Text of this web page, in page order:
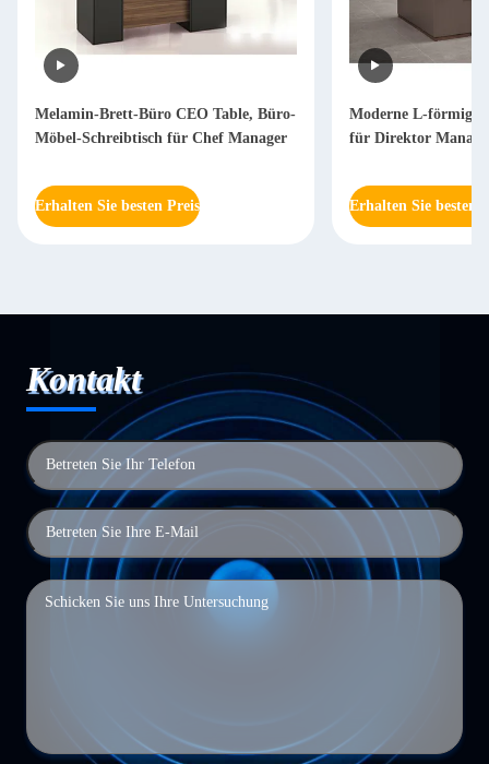
Melamin-Brett-Büro CEO Table, Büro-
Möbel-Schreibtisch für Chef Manager
Erhalten Sie besten Preis
Moderne L-förmige
für Direktor
Erhalten Sie besten
Kontakt